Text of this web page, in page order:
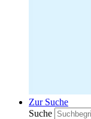
Zur Suche
Suche